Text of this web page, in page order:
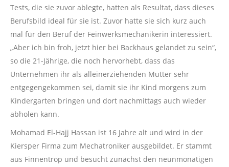
Tests, die sie zuvor ablegte, hatten als Resultat, dass dieses
Berufsbild ideal für sie ist. Zuvor hatte sie sich kurz auch
mal für den Beruf der Feinwerksmechanikerin interessiert.
„Aber ich bin froh, jetzt hier bei Backhaus gelandet zu sein“,
so die 21-Jährige, die noch hervorhebt, dass das
Unternehmen ihr als alleinerziehenden Mutter sehr
entgegengekommen sei, damit sie ihr Kind morgens zum
Kindergarten bringen und dort nachmittags auch wieder
abholen kann.
Mohamad El-Hajj Hassan ist 16 Jahre alt und wird in der
Kiersper Firma zum Mechatroniker ausgebildet. Er stammt
aus Finnentrop und besucht zunächst den neunmonatigen